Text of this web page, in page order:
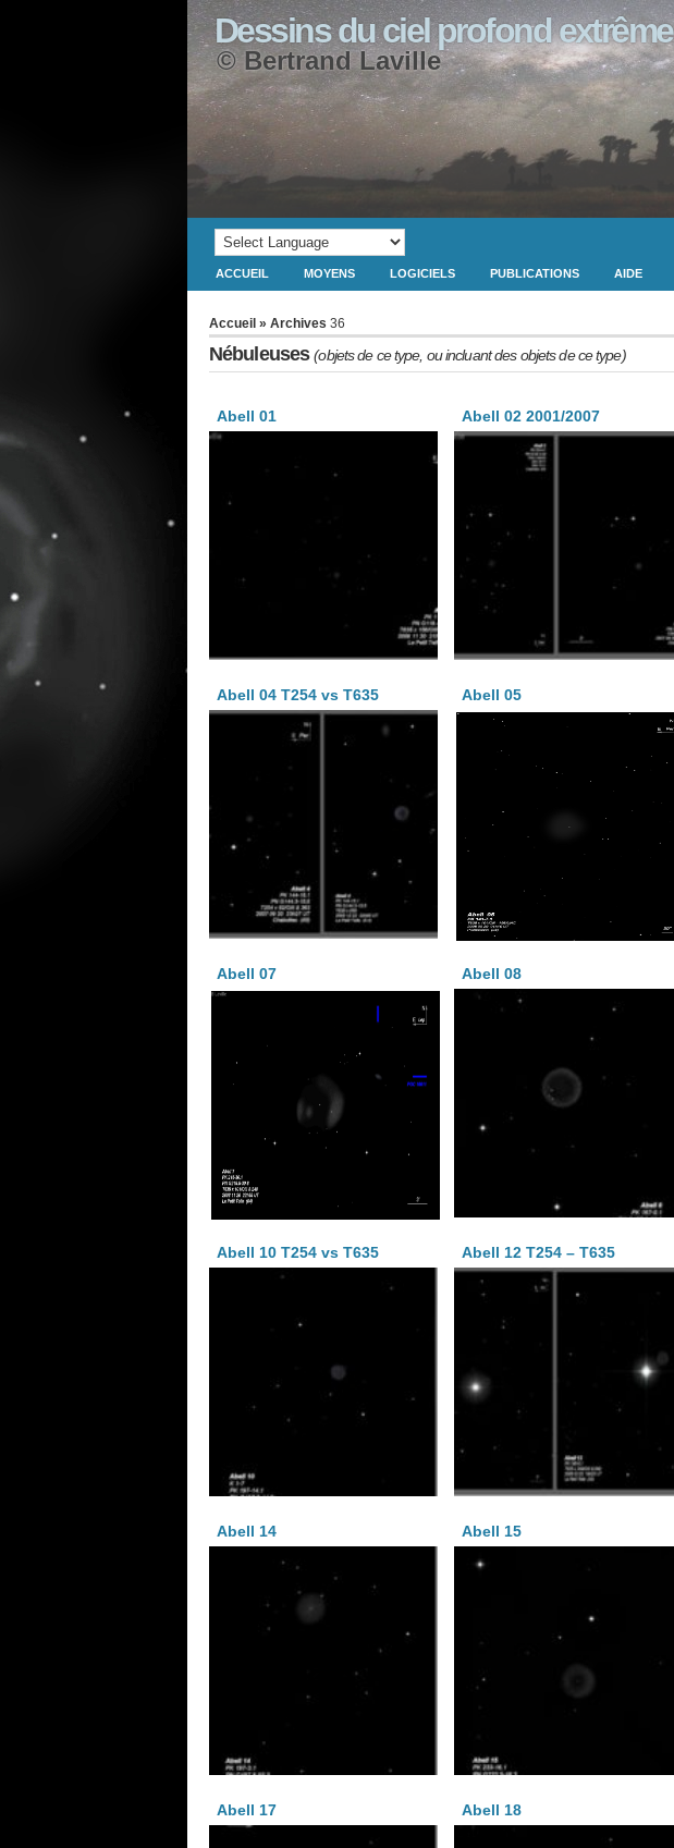
Dessins du ciel profond extrême
© Bertrand Laville
ACCUEIL MOYENS LOGICIELS PUBLICATIONS AIDE
Accueil » Archives 36
Nébuleuses(objets de ce type, ou incluant des objets de ce type)
Abell 01 Abell 02 2001/2007
Abell 04 T254 vs T635 Abell 05
Abell 07 Abell 08
Abell 10 T254 vs T635 Abell 12 T254 – T635
Abell 14 Abell 15
Abell 17 Abell 18